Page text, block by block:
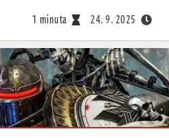
1 minuta 24. 9. 2025